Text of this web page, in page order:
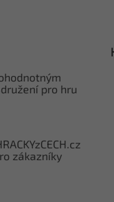
pro hru
zákazníky